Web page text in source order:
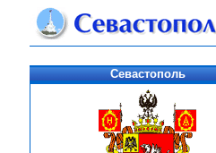
Севастополь